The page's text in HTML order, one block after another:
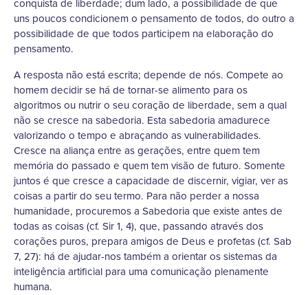
conquista de liberdade; dum lado, a possibilidade de que
uns poucos condicionem o pensamento de todos, do outro a
possibilidade de que todos participem na elaboração do
pensamento.
A resposta não está escrita; depende de nós. Compete ao
homem decidir se há de tornar-se alimento para os
algoritmos ou nutrir o seu coração de liberdade, sem a qual
não se cresce na sabedoria. Esta sabedoria amadurece
valorizando o tempo e abraçando as vulnerabilidades.
Cresce na aliança entre as gerações, entre quem tem
memória do passado e quem tem visão de futuro. Somente
juntos é que cresce a capacidade de discernir, vigiar, ver as
coisas a partir do seu termo. Para não perder a nossa
humanidade, procuremos a Sabedoria que existe antes de
todas as coisas (cf. Sir 1, 4), que, passando através dos
corações puros, prepara amigos de Deus e profetas (cf. Sab
7, 27): há de ajudar-nos também a orientar os sistemas da
inteligência artificial para uma comunicação plenamente
humana.